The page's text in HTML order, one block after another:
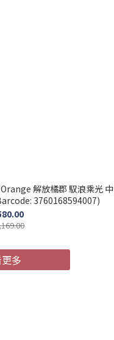
解放橘郡 馭浪乘光 中
3760168594007)
多